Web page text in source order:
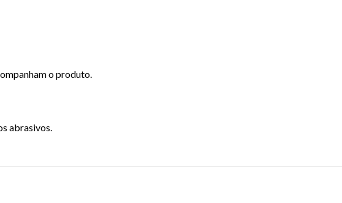
o produto.
abrasivos.